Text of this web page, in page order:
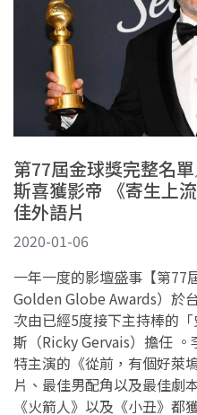
第77屆金球獎完整名
斯喜獲影帝 《寄生上
佳外語片
2020-01-06
一年一度的影壇盛事【第77
Golden Globe Awards）於
次由已經5度接下主持棒的
斯（Ricky Gervais）擔任
特主演的《從前，有個好萊
片、最佳男配角以及最佳劇
《火箭人》以及《小丑》都